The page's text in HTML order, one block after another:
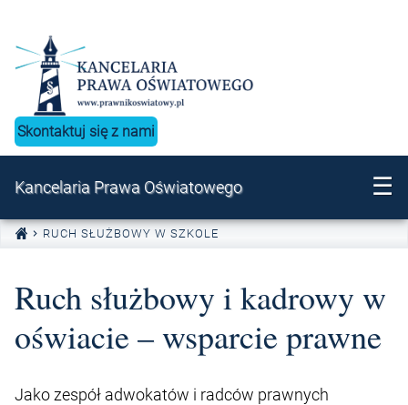
Skontaktuj się z nami
Kancelaria Prawa Oświatowego ☰
RUCH SŁUŻBOWY W SZKOLE
Ruch służbowy i kadrowy w
oświacie – wsparcie prawne
Jako zespół adwokatów i radców prawnych